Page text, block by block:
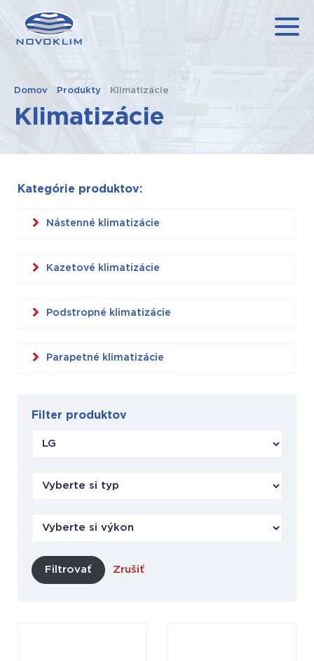
Domov Produkty Klimatizácie
Klimatizácie
Kategórie produktov:
Nástenné klimatizácie
Kazetové klimatizácie
Podstropné klimatizácie
Parapetné klimatizácie
Filter produktov
Filtrovať Zrušiť